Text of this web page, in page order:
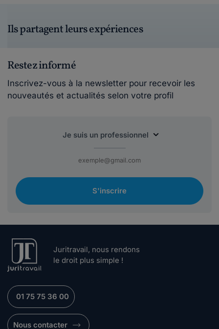
Ils partagent leurs expériences
Restez informé
Inscrivez-vous à la newsletter pour recevoir les
nouveautés et actualités selon votre profil
S'inscrire
Juritravail, nous rendons
le droit plus simple !
01 75 75 36 00
Nous contacter